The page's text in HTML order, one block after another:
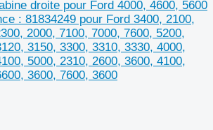
droite pour Ford 4000, 4600, 5600
: 81834249 pour Ford 3400, 2100,
2000, 7100, 7000, 7600, 5200,
3150, 3300, 3310, 3330, 4000,
5000, 2310, 2600, 3600, 4100,
3600, 7600, 3600